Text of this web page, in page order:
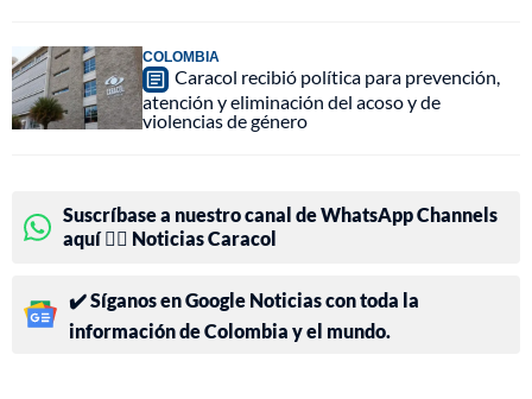
COLOMBIA
Caracol recibió política para prevención,
atención y eliminación del acoso y de
violencias de género
Suscríbase a nuestro canal de WhatsApp Channels
aquí 👉🏻 Noticias Caracol
✔️ Síganos en Google Noticias con toda la
información de Colombia y el mundo.